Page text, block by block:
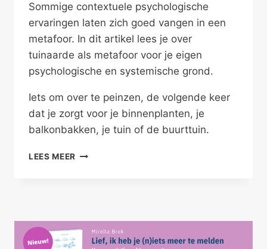
Sommige contextuele psychologische
ervaringen laten zich goed vangen in een
metafoor. In dit artikel lees je over
tuinaarde als metafoor voor je eigen
psychologische en systemische grond.
Iets om over te peinzen, de volgende keer
dat je zorgt voor je binnenplanten, je
balkonbakken, je tuin of de buurttuin.
LEES MEER OP